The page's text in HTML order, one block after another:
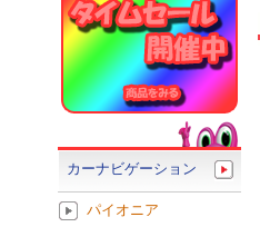
カーナビゲーション
パイオニア